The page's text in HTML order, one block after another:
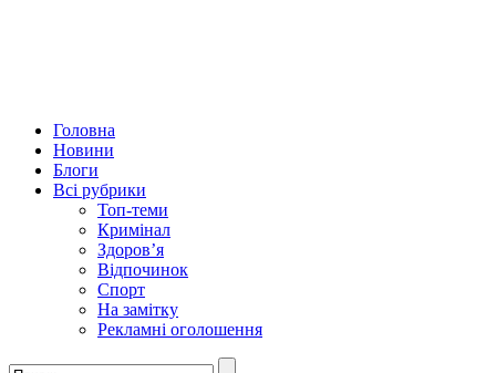
Головна
Новини
Блоги
Всі рубрики
Топ-теми
Кримінал
Здоров’я
Відпочинок
Спорт
На замітку
Рекламні оголошення